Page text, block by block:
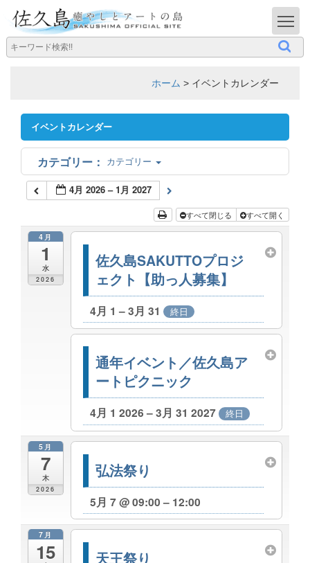
ホーム > イベントカレンダー
イベントカレンダー
カテゴリー
4月 2026 – 1月 2027
すべて閉じる すべて開く
4月
1
水
2026
佐久島SAKUTTOプロジ
ェクト【助っ人募集】
4月 1 – 3月 31 終日
通年イベント／佐久島ア
ートピクニック
4月 1 2026 – 3月 31 2027 終日
5月
7
木
2026
弘法祭り
5月 7 @ 09:00 – 12:00
7月
15 天王祭り